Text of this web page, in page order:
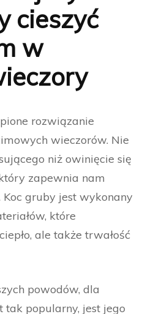
cieszyć
w
rozwiązanie
wieczorów. Nie
niż owinięcie się
zapewnia nam
gruby jest wykonany
które
ale także trwałość
powodów, dla
tak popularny, jest jego